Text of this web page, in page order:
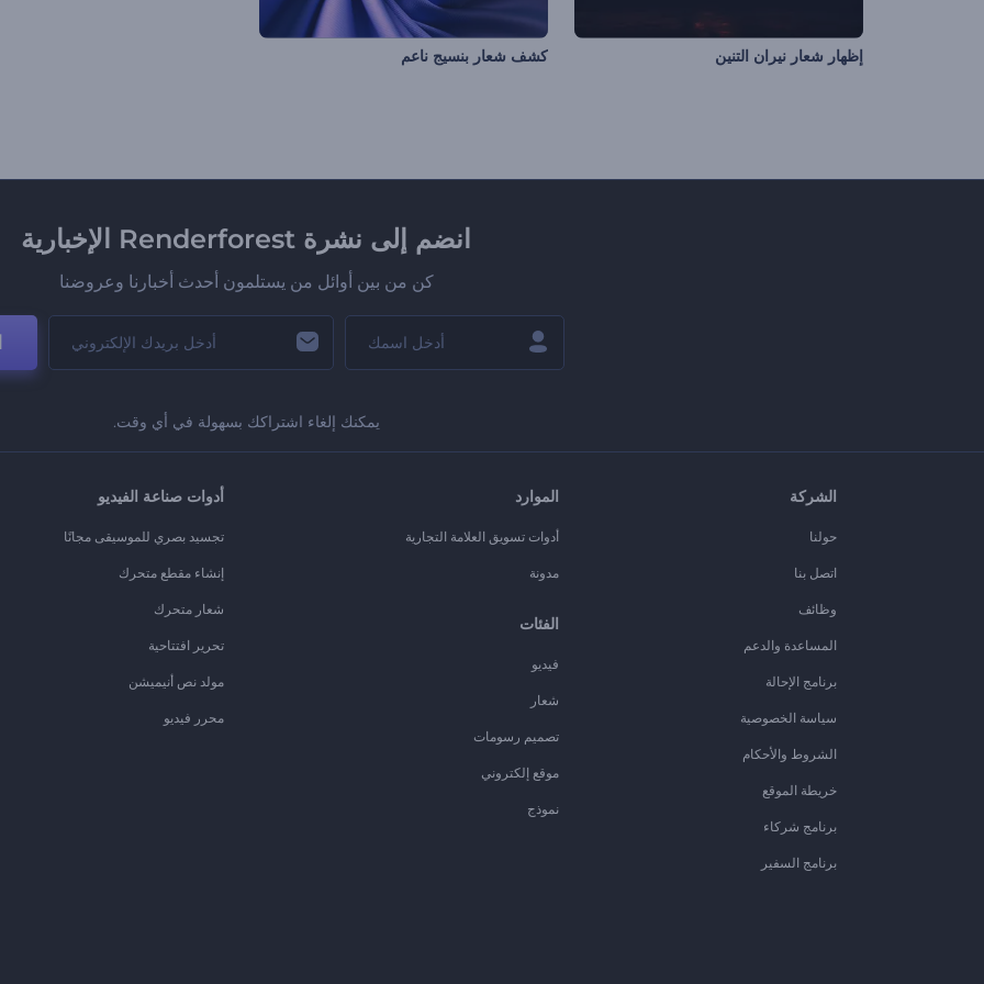
إظهار شعار نيران التنين كشف شعار بنسيج ناعم
انضم إلى نشرة Renderforest الإخبارية
كن من بين أوائل من يستلمون أحدث أخبارنا وعروضنا
يمكنك إلغاء اشتراكك بسهولة في أي وقت.
الشركة
حولنا
اتصل بنا
وظائف
المساعدة والدعم
برنامج الإحالة
سياسة الخصوصية
الشروط والأحكام
خريطة الموقع
برنامج شركاء
برنامج السفير
الموارد
أدوات تسويق العلامة التجارية
مدونة
الفئات
فيديو
شعار
تصميم رسومات
موقع إلكتروني
نموذج
أدوات صناعة الفيديو
تجسيد بصري للموسيقى مجانًا
إنشاء مقطع متحرك
شعار متحرك
تحرير افتتاحية
مولد نص أنيميشن
محرر فيديو